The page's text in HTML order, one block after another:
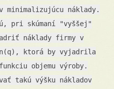
minimalizujúcu náklady.
pri skúmaní "vyššej"
náklady firmy v
ktorá by vyjadrila
objemu výroby.
takú výšku nákladov